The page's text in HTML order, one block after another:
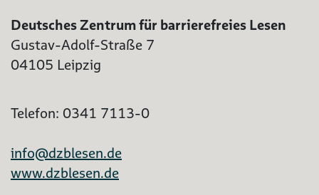
Deutsches Zentrum für barrierefreies Lesen
Gustav-Adolf-Straße 7
04105 Leipzig
Telefon: 0341 7113-0
info@dzblesen.de
www.dzblesen.de